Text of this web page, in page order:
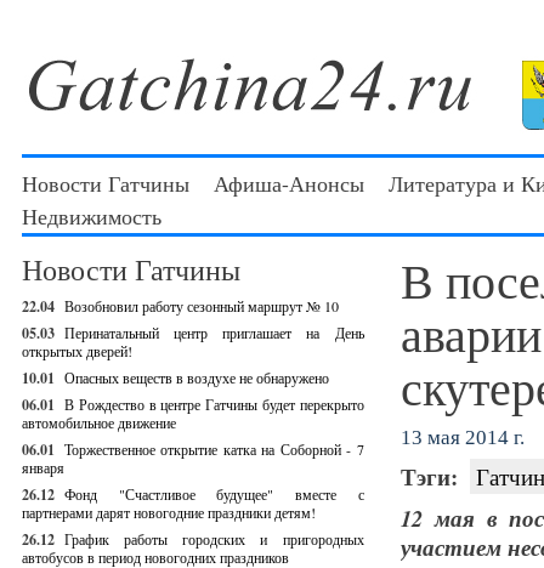
Новости Гатчины Афиша-Анонсы
Литература и
Недвижимость
Новости Гатчины
22.04 Возобновил работу сезонный маршрут № 10
05.03 Перинатальный центр приглашает на День
открытых дверей!
10.01 Опасных веществ в воздухе не обнаружено
06.01 В Рождество в центре Гатчины будет перекрыто
автомобильное движение
06.01 Торжественное открытие катка на Соборной - 7
января
26.12 Фонд "Счастливое будущее" вместе с
партнерами дарят новогодние праздники детям!
26.12 График работы городских и пригородных
автобусов в период новогодних праздников
В
13 мая 2014 г.
Тэги:
12 мая в
участием